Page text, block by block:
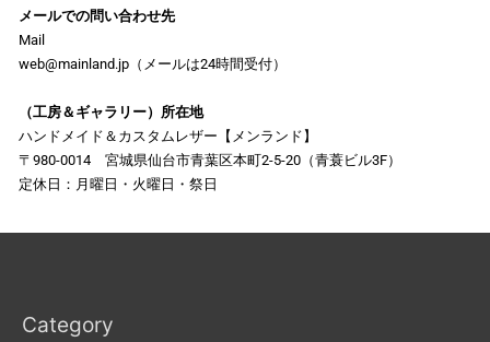
メールでの問い合わせ先
Mail
web@mainland.jp（メールは24時間受付）
（工房＆ギャラリー）所在地
ハンドメイド＆カスタムレザー【メンランド】
〒980-0014 宮城県仙台市青葉区本町2-5-20（青蓑ビル3F）
定休日：月曜日・火曜日・祭日
Category